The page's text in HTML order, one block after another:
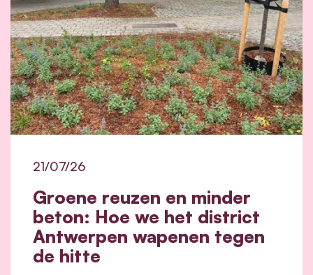
Groene reuzen en minder
beton: Hoe we het district
Antwerpen wapenen tegen
de hitte
21/07/26